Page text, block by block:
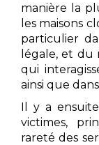
manière la
les maisons
particulier
légale, et du
qui
ainsi que
Il y a
victimes,
rareté des